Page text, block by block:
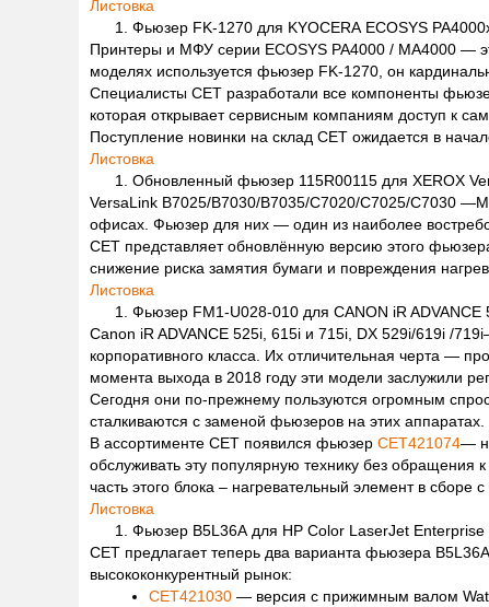
Листовка
Фьюзер FK-1270 для KYOCERA ECOSYS
Принтеры и МФУ серии ECOSYS PA4000 / MA4000 —
моделях используется фьюзер FK-1270, он
Специалисты CET разработали все компоненты
которая открывает сервисным компаниям доступ к
Поступление новинки на склад CET ожидается в
Листовка
Обновленный фьюзер 115R00115 для XEROX
VersaLink B7025/B7030/B7035/C7020/C7025/C7030
офисах. Фьюзер для них — один из наиболее
CET представляет обновлённую версию этого
снижение риска замятия бумаги и повреждения
Листовка
Фьюзер FM1-U028-010 для CANON iR
Canon iR ADVANCE 525i, 615i и 715i, DX 529i/619i /
корпоративного класса. Их отличительная черта —
момента выхода в 2018 году эти модели заслужили
Сегодня они по-прежнему пользуются огромным
сталкиваются с заменой фьюзеров на этих аппаратах.
В ассортименте CET появился фьюзерCET421074—
обслуживать эту популярную технику без обращения
часть этого блока – нагревательный элемент в сборе
Листовка
Фьюзер B5L36A для HP Color LaserJet
CET предлагает теперь два варианта фьюзера
высококонкурентный рынок:
CET421030 — версия с прижимным валом